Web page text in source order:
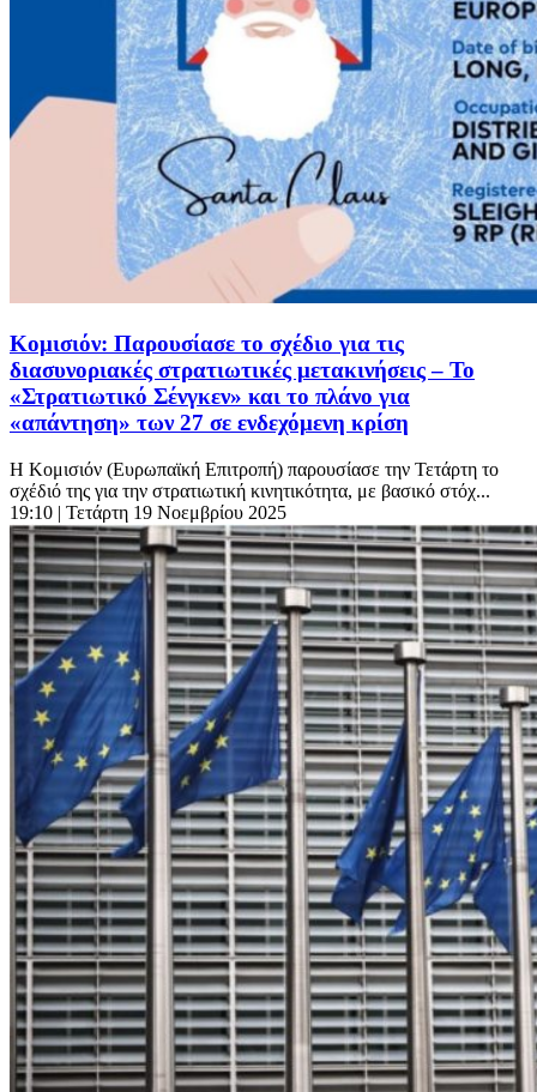
Κομισιόν: Παρουσίασε το σχέδιο για τις
διασυνοριακές στρατιωτικές μετακινήσεις – Το
«Στρατιωτικό Σένγκεν» και το πλάνο για
«απάντηση» των 27 σε ενδεχόμενη κρίση
Η Κομισιόν (Ευρωπαϊκή Επιτροπή) παρουσίασε την Τετάρτη το
σχέδιό της για την στρατιωτική κινητικότητα, με βασικό στόχ...
19:10 | Τετάρτη 19 Νοεμβρίου 2025